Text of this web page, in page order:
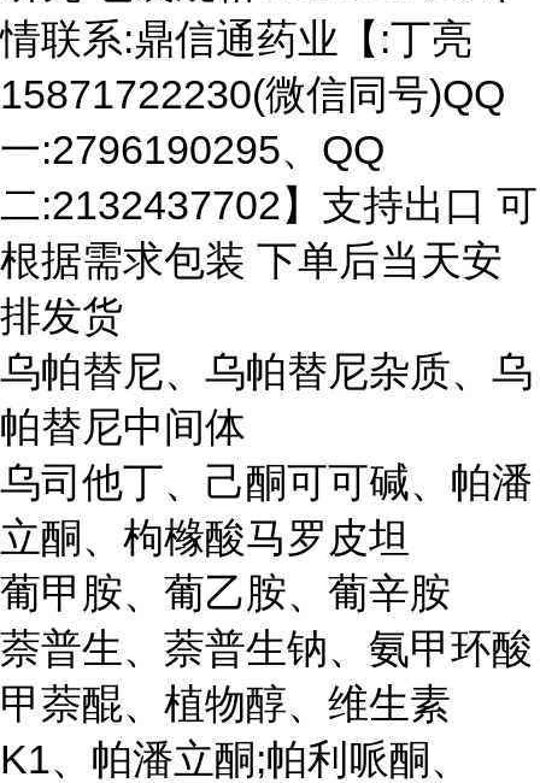
情联系:鼎信通药业【:丁亮
15871722230(微信同号)QQ
一:2796190295、QQ
二:2132437702】支持出口 可
根据需求包装 下单后当天安
排发货
乌帕替尼、乌帕替尼杂质、乌
帕替尼中间体
乌司他丁、己酮可可碱、帕潘
立酮、枸橼酸马罗皮坦
葡甲胺、葡乙胺、葡辛胺
萘普生、萘普生钠、氨甲环酸
甲萘醌、植物醇、维生素
K1、帕潘立酮;帕利哌酮、